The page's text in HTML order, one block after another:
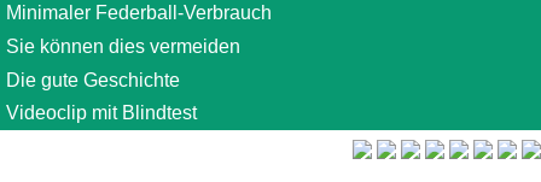
Minimaler Federball-Verbrauch
Sie können dies vermeiden
Die gute Geschichte
Videoclip mit Blindtest